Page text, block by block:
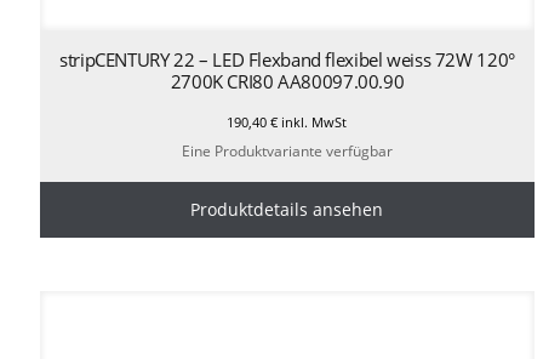
stripCENTURY 22 – LED Flexband flexibel weiss 72W 120°
2700K CRI80 AA80097.00.90
190,40€ inkl. MwSt
Eine Produktvariante verfügbar
Produktdetails ansehen